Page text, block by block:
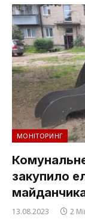
МОНІТОРИНГ
закупило
13.08.2023 2